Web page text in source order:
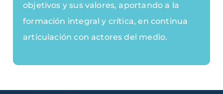
objetivos y sus valores, aportando a la
formación integral y crítica, en continua
articulación con actores del medio.